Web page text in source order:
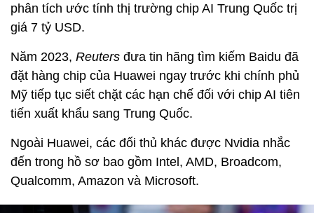
phân tích ước tính thị trường chip AI Trung Quốc trị
giá 7 tỷ USD.
Năm 2023, Reuters đưa tin hãng tìm kiếm Baidu đã
đặt hàng chip của Huawei ngay trước khi chính phủ
Mỹ tiếp tục siết chặt các hạn chế đối với chip AI tiên
tiến xuất khẩu sang Trung Quốc.
Ngoài Huawei, các đối thủ khác được Nvidia nhắc
đến trong hồ sơ bao gồm Intel, AMD, Broadcom,
Qualcomm, Amazon và Microsoft.